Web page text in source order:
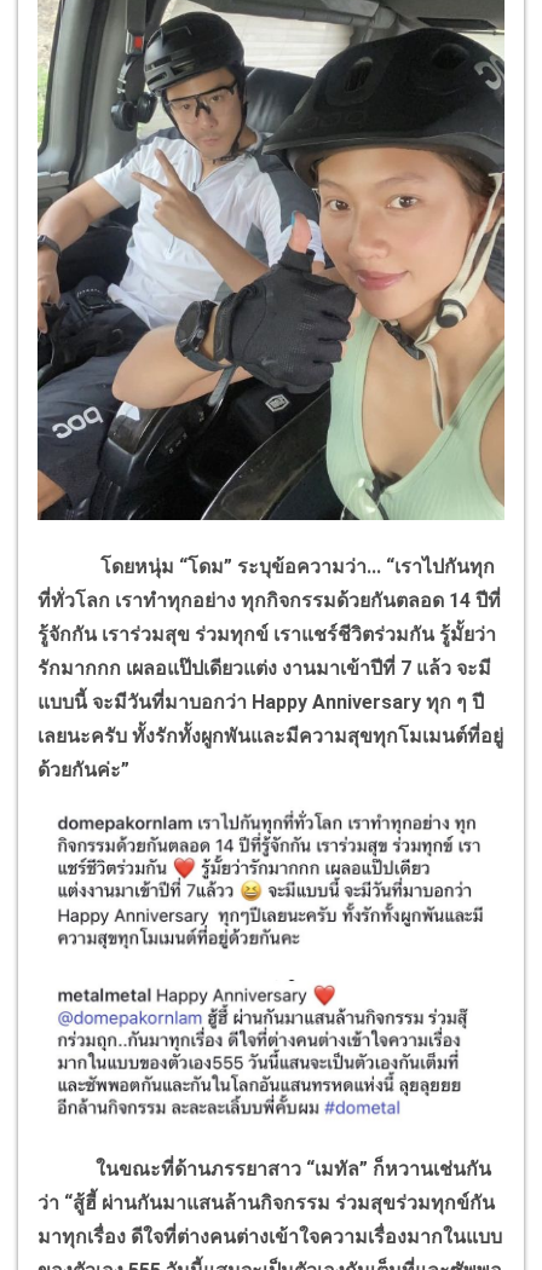
โดยหนุ่ม “โดม” ระบุข้อความว่า... “เราไปกันทุก
ที่ทั่วโลก เราทำทุกอย่าง ทุกกิจกรรมด้วยกันตลอด 14 ปีที่
รู้จักกัน เราร่วมสุข ร่วมทุกข์ เราแชร์ชีวิตร่วมกัน รู้มั้ยว่า
รักมากกก เผลอแป๊ปเดียวแต่ง งานมาเข้าปีที่ 7 แล้ว จะมี
แบบนี้ จะมีวันที่มาบอกว่า Happy Anniversary ทุก ๆ ปี
เลยนะครับ ทั้งรักทั้งผูกพันและมีความสุขทุกโมเมนต์ที่อยู่
ด้วยกันค่ะ”
ในขณะที่ด้านภรรยาสาว “เมทัล” ก็หวานเช่นกัน
ว่า “สู้ฮี้ ผ่านกันมาแสนล้านกิจกรรม ร่วมสุขร่วมทุกข์กัน
มาทุกเรื่อง ดีใจที่ต่างคนต่างเข้าใจความเรื่องมากในแบบ